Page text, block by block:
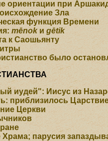
ориентации при
Зла
функция Времени
mēnokиgētik
к Саошьянту
было
иудей": Иисус из
приблизилось
Церкви
Храма; парусия